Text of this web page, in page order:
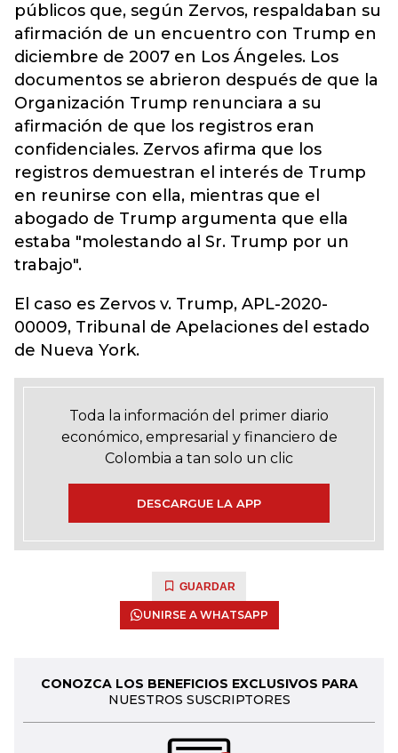
públicos que, según Zervos, respaldaban su
afirmación de un encuentro con Trump en
diciembre de 2007 en Los Ángeles. Los
documentos se abrieron después de que la
Organización Trump renunciara a su
afirmación de que los registros eran
confidenciales. Zervos afirma que los
registros demuestran el interés de Trump
en reunirse con ella, mientras que el
abogado de Trump argumenta que ella
estaba "molestando al Sr. Trump por un
trabajo".
El caso es Zervos v. Trump, APL-2020-
00009, Tribunal de Apelaciones del estado
de Nueva York.
Toda la información del primer diario
económico, empresarial y financiero de
Colombia a tan solo un clic
DESCARGUE LA APP
GUARDAR
UNIRSE A WHATSAPP
CONOZCA LOS BENEFICIOS EXCLUSIVOS PARA
NUESTROS SUSCRIPTORES